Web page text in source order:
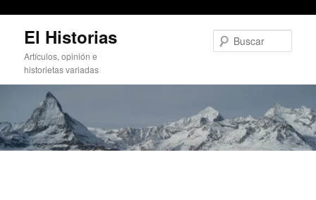
contenido
principal
El Historias
Artículos, opinión e
historietas variadas